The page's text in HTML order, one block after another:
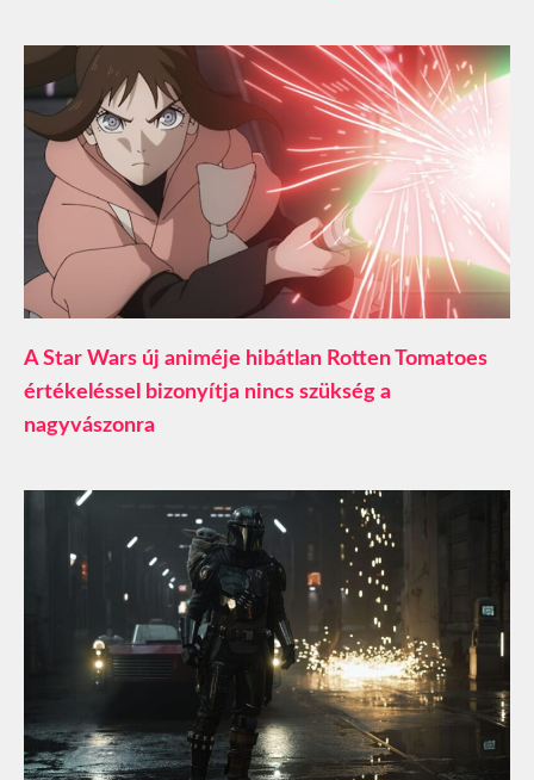
A Star Wars új animéje hibátlan Rotten Tomatoes
értékeléssel bizonyítja nincs szükség a
nagyvászonra